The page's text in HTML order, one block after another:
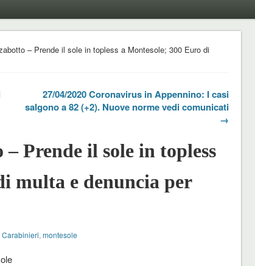
– Prende il sole in topless a Montesole; 300 Euro di
27/04/2020 Coronavirus in Appennino: I casi
salgono a 82 (+2). Nuove norme vedi comunicati
→
Prende il sole in topless
multa e denuncia per
Carabinieri, montesole